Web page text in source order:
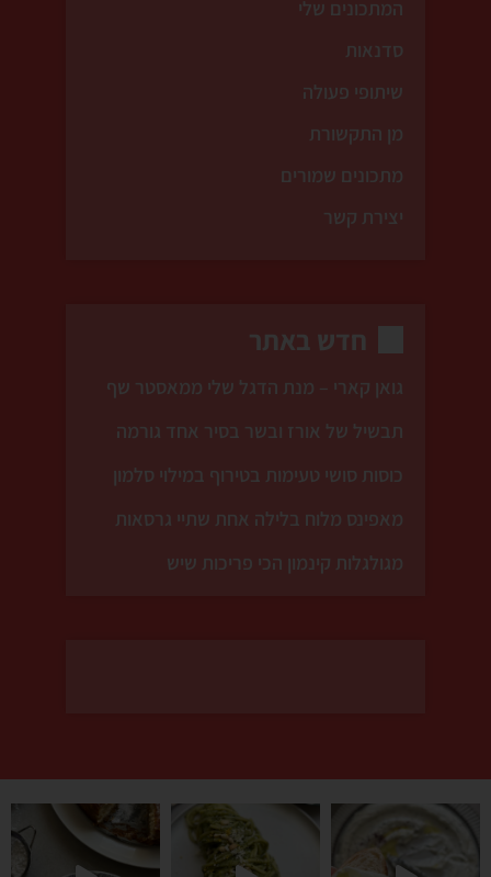
המתכונים שלי
סדנאות
שיתופי פעולה
מן התקשורת
מתכונים שמורים
יצירת קשר
חדש באתר
גואן קארי – מנת הדגל שלי ממאסטר שף
תבשיל של אורז ובשר בסיר אחד גורמה
כוסות סושי טעימות בטירוף במילוי סלמון
מאפינס מלוח בלילה אחת שתיי גרסאות
מגולגלות קינמון הכי פריכות שיש
מושג איך אני מתרגשזו לא עוד עוגת גבינה , זה מתכ